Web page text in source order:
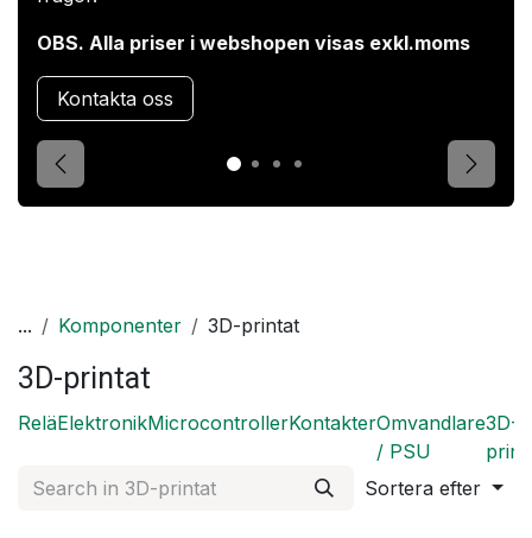
OBS. Alla priser i webshopen visas exkl.moms
Kontakta oss
Förgående Nästa
... Komponenter 3D-printat
3D-printat
ReläElektronikMicrocontrollerKontakterOmvandlare
/ PSU
3D-
Sortera efter